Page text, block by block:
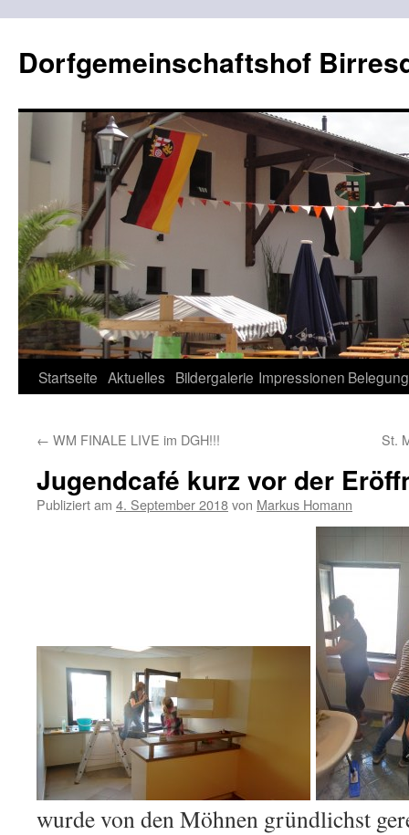
Dorfgemeinschaftshof
Zum
springen
Startseite Aktuelles Bildergalerie Impressionen
← WM FINALE LIVE im DGH!!! St.
Jugendcafé kurz vor der
Publiziert am 4. September 2018von Markus Homann
wurde von den Möhnen gründlichst